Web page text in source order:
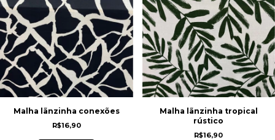
Malha lãnzinha conexões
R$16,90
Malha lãnzinha tropical
rústico
R$16,90